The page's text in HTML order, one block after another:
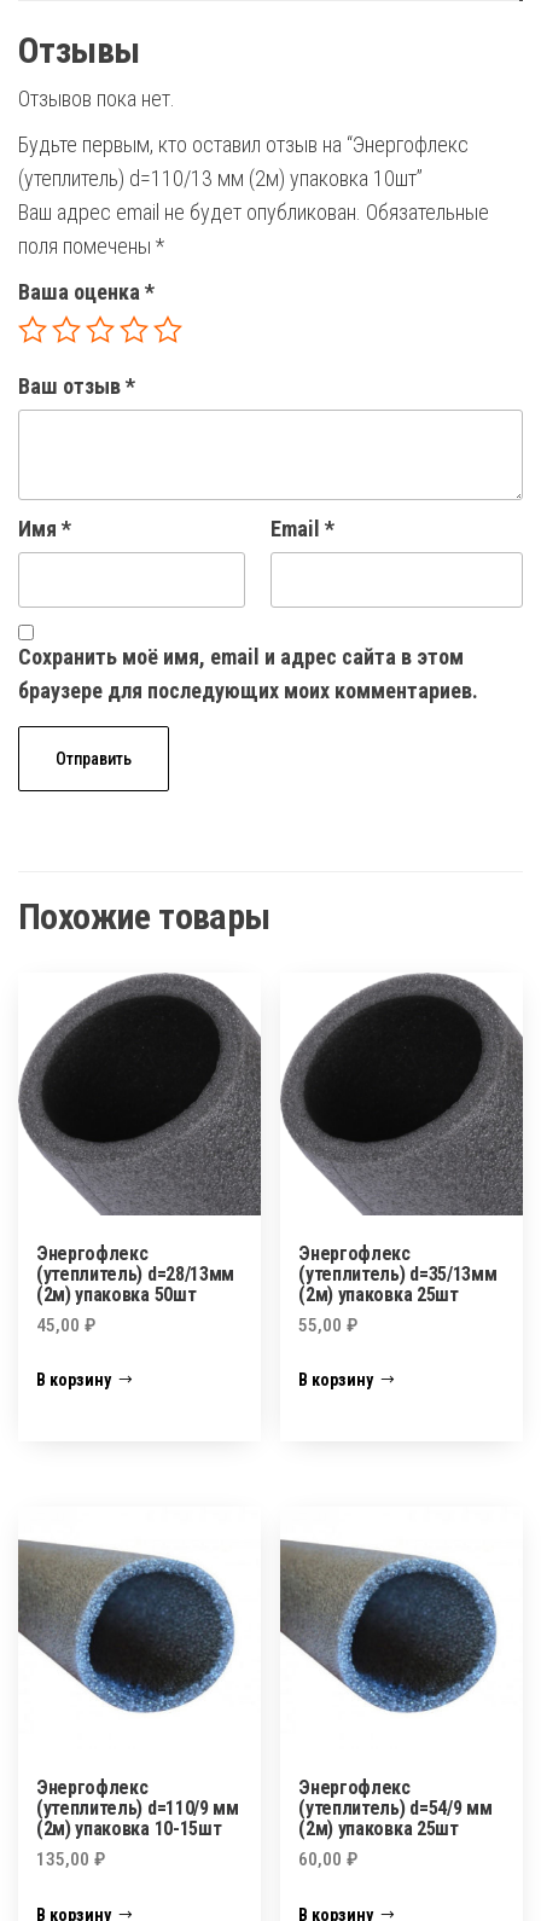
Отзывы
Отзывов пока нет.
Будьте первым, кто оставил отзыв на “Энергофлекс
(утеплитель) d=110/13 мм (2м) упаковка 10шт”
Ваш адрес email не будет опубликован. Обязательные
поля помечены *
Ваша оценка *
Ваш отзыв*
Имя * Email *
Сохранить моё имя, email и адрес сайта в этом
браузере для последующих моих комментариев.
Похожие товары
Энергофлекс
(утеплитель) d=28/13мм
(2м) упаковка 50шт
45,00 ₽
В корзину
Энергофлекс
(утеплитель) d=35/13мм
(2м) упаковка 25шт
55,00₽
В корзину
Энергофлекс
(утеплитель) d=110/9 мм
(2м) упаковка 10-15шт
135,00 ₽
В корзину
Энергофлекс
(утеплитель) d=54/9 мм
(2м) упаковка 25шт
60,00₽
В корзину